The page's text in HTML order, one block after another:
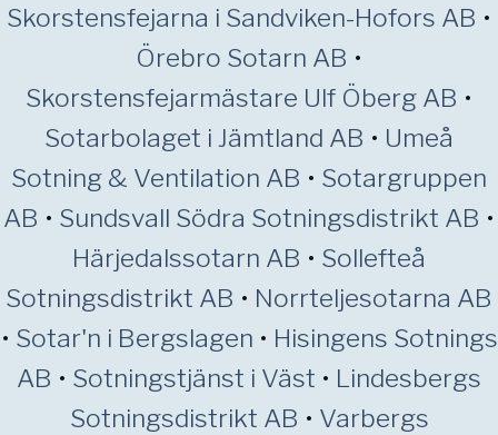
Skorstensfejarna i Sandviken-Hofors AB •
Örebro Sotarn AB •
Skorstensfejarmästare Ulf Öberg AB •
Sotarbolaget i Jämtland AB • Umeå
Sotning & Ventilation AB • Sotargruppen
AB • Sundsvall Södra Sotningsdistrikt AB •
Härjedalssotarn AB • Sollefteå
Sotningsdistrikt AB • Norrteljesotarna AB
• Sotar'n i Bergslagen • Hisingens Sotnings
AB • Sotningstjänst i Väst • Lindesbergs
Sotningsdistrikt AB • Varbergs